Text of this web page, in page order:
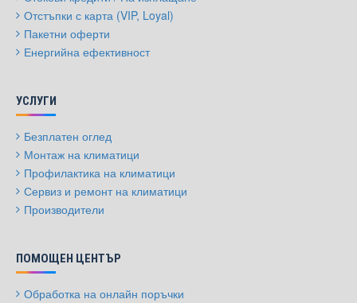
Отстъпки с карта (VIP, Loyal)
Пакетни оферти
Енергийна ефективност
УСЛУГИ
Безплатен оглед
Монтаж на климатици
Профилактика на климатици
Сервиз и ремонт на климатици
Производители
ПОМОЩЕН ЦЕНТЪР
Обработка на онлайн поръчки